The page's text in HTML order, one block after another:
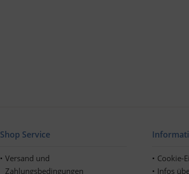
Shop Service
Versand und
Zahlungsbedingungen
Cookie-
Infos